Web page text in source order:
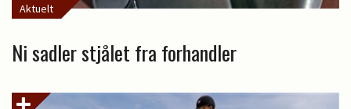
Aktuelt
Ni sadler stjålet fra forhandler